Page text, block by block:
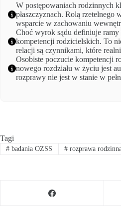
W postępowaniach rodzinnych
płaszczyznach. Rolą rzetelnego
wsparcie w zachowaniu
Choć wyrok sądu definiuje ramy
kompetencji rodzicielskich. To
relacji są czynnikami, które
Osobiste poczucie kompetencji
nowego rozdziału w życiu jest
rozprawy nie jest w stanie w
Tagi
#badania OZSS #rozprawa